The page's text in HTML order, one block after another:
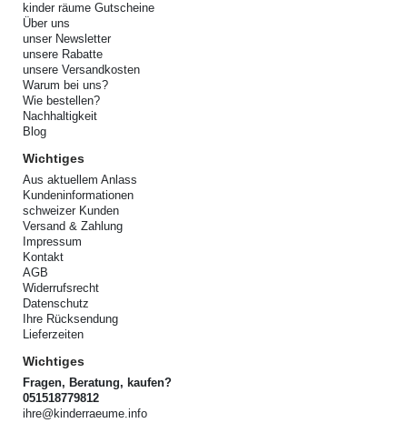
kinder räume Gutscheine
Über uns
unser Newsletter
unsere Rabatte
unsere Versandkosten
Warum bei uns?
Wie bestellen?
Nachhaltigkeit
Blog
Wichtiges
Aus aktuellem Anlass
Kundeninformationen
schweizer Kunden
Versand & Zahlung
Impressum
Kontakt
AGB
Widerrufsrecht
Datenschutz
Ihre Rücksendung
Lieferzeiten
Wichtiges
Fragen, Beratung, kaufen?
051518779812
ihre@kinderraeume.info